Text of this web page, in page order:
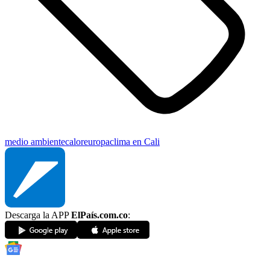
medio ambientecaloreuropaclima en Cali
Descarga la APPElPaís.com.co: